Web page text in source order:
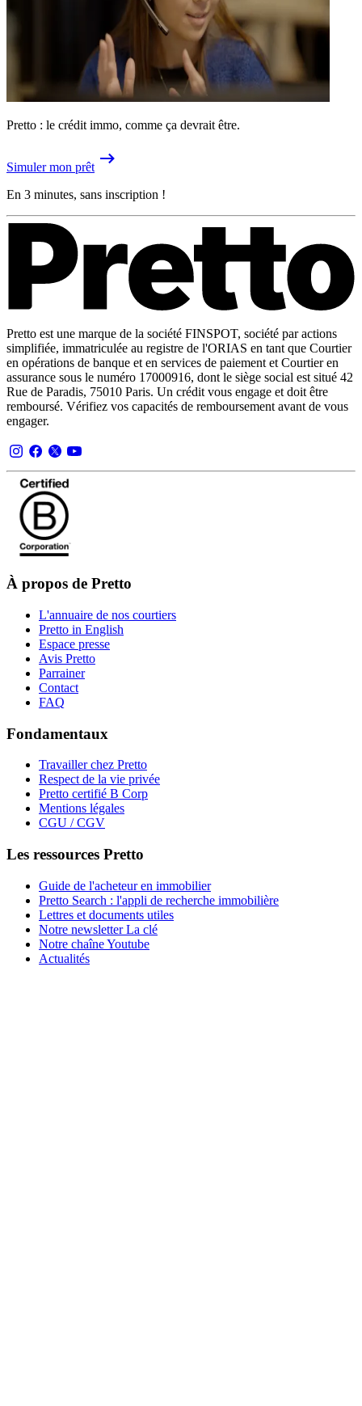
Pretto : le crédit immo, comme ça devrait être.
Simuler mon prêt
En 3 minutes, sans inscription !
Pretto est une marque de la société FINSPOT, société par actions
simplifiée, immatriculée au registre de l'ORIAS en tant que Courtier
en opérations de banque et en services de paiement et Courtier en
assurance sous le numéro 17000916, dont le siège social est situé 42
Rue de Paradis, 75010 Paris. Un crédit vous engage et doit être
remboursé. Vérifiez vos capacités de remboursement avant de vous
engager.
À propos de Pretto
L'annuaire de nos courtiers
Pretto in English
Espace presse
Avis Pretto
Parrainer
Contact
FAQ
Fondamentaux
Travailler chez Pretto
Respect de la vie privée
Pretto certifié B Corp
Mentions légales
CGU / CGV
Les ressources Pretto
Guide de l'acheteur en immobilier
Pretto Search : l'appli de recherche immobilière
Lettres et documents utiles
Notre newsletter La clé
Notre chaîne Youtube
Actualités